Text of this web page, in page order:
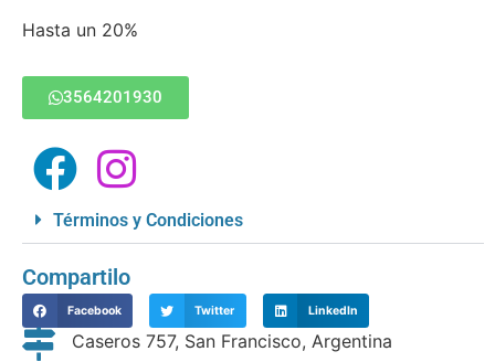
Hasta un 20%
3564201930
Términos y Condiciones
Compartilo
Facebook Twitter LinkedIn
Caseros 757, San Francisco, Argentina